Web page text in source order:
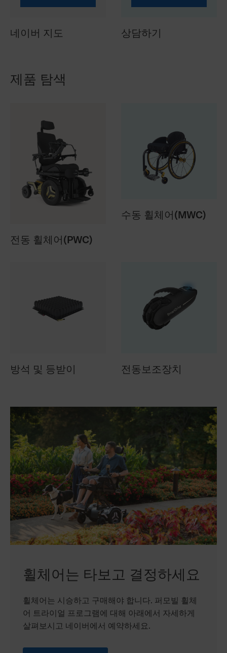
네이버 지도 상담하기
제품 탐색
전동 휠체어(PWC)
수동 휠체어(MWC)
방석 및 등받이 전동보조장치
휠체어는 타보고 결정하세요
휠체어는 시승하고 구매해야 합니다. 퍼모빌 휠체
어 트라이얼 프로그램에 대해 아래에서 자세하게
살펴보시고 네이버에서 예약하세요.